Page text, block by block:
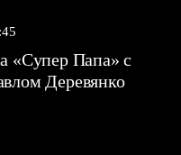
«Супер Папа» с
Деревянко